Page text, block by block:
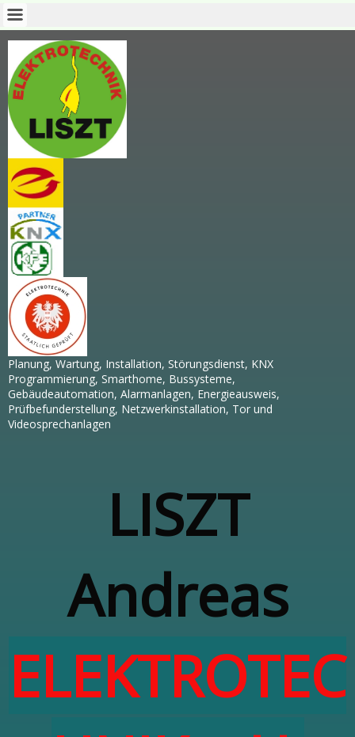
Planung, Wartung, Installation, Störungsdienst, KNX
Programmierung, Smarthome, Bussysteme,
Gebäudeautomation, Alarmanlagen, Energieausweis,
Prüfbefunderstellung, Netzwerkinstallation, Tor und
Videosprechanlagen
LISZT
Andreas
ELEKTROTEC